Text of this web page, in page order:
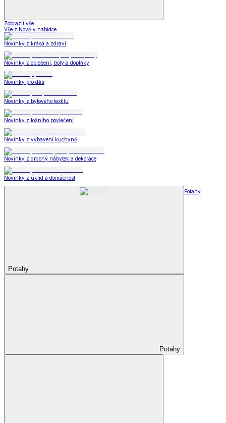
Zobrazit vše
Vše z Nově v nabídce
Novinky z krása a zdraví
Novinky z oblečení, boty a doplňky
Novinky pro děti
Novinky z bytového textilu
Novinky z ložního povlečení
Novinky z vybavení kuchyně
Novinky z drobný nábytek a dekorace
Novinky z úklid a domácnost
Potahy
Potahy
Potahy